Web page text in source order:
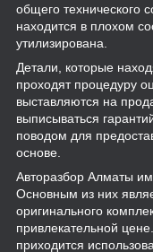
общего технического
находится в плохом
утилизирована.
Детали, которые
проходят процедуру
выставляются на
выписываться
поводом для
основе.
Авторазбор Алматы
Основным из них
оригинального
привлекательной
приходится